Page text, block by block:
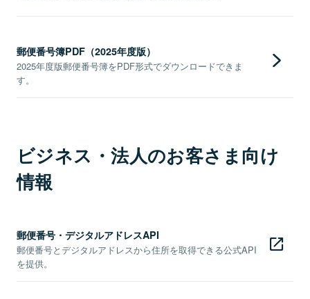
郵便番号簿PDF（2025年度版）
2025年度版郵便番号簿をPDF形式でダウンロードできま
す。
ビジネス・法人のお客さま向け
情報
郵便番号・デジタルアドレスAPI
郵便番号とデジタルアドレスから住所を取得できる公式API
を提供。